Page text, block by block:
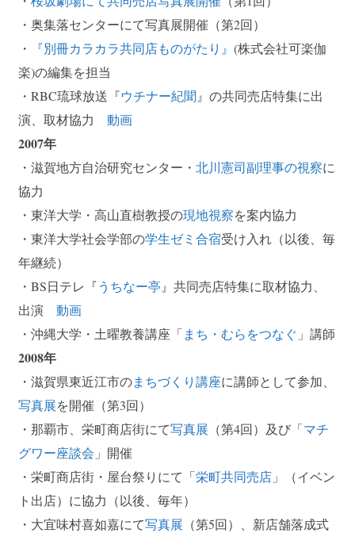
・奥集落センターにて写真展開催（第2回）
・
『別冊カラカラ共同店ものがたり』 (株式会社可楽伽
楽)の編集を担当
・RBC琉球放送『ウチナー紀聞』の共同売店特集に出
演、取材協力 動画
2007年
・滋賀地方自治研究センター・ 北川憲司副理事の視察に
協力
・東洋大学・高山直樹教授の現地視察を案内協力
・東洋大学社会学部の学生ゼミ合宿受け入れ（以後、毎
年継続）
・BS日テレ『うちなー亭 』共同売店特集に取材協力、
出演 動画
・沖縄大学・土曜教養講座「まち・むらをつなぐ 」講師
2008年
・滋賀県東近江市のまちづくり講座に講師として参加、
写真展を開催（第3回）
・那覇市、栄町商店街にて写真展 （第4回）及び「マチ
グワー座談会 」開催
・栄町商店街・屋台祭りにて「栄町共同売店」（イベン
ト出店）に協力（以後、毎年）
・大宜味村喜如嘉にて写真展 （第5回）、新店舗落成式